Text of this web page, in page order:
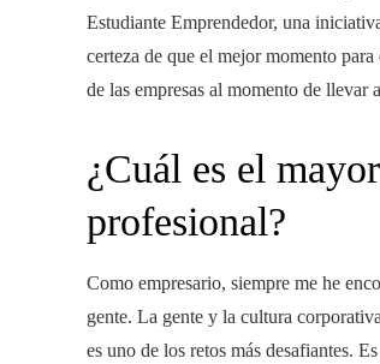
Estudiante Emprendedor, una
certeza de que el mejor momento
de las empresas al momento de llevar
¿Cuál es el
profesional?
Como empresario, siempre me he
gente. La gente y la cultura
es uno de los retos más desafiantes.